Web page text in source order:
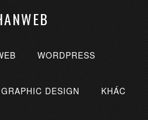
WORDPRESS
GRAPHIC DESIGN KHÁC